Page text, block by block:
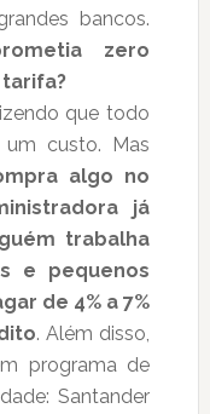
bancos.
zero
que todo
custo. Mas
algo no
já
trabalha
e pequenos
de 4% a 7%
. Além disso,
programa de
Santander